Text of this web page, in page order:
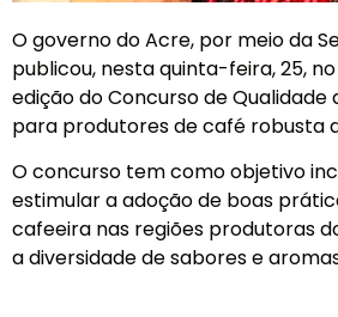
O governo do Acre, por meio da
publicou, nesta quinta-feira, 25, no
edição do Concurso de
para produtores de café robusta
O concurso tem como objetivo
estimular a adoção de boas
cafeeira nas regiões produtoras
a diversidade de sabores e